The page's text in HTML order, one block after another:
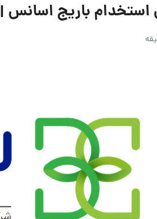
باریج اسانس | ۱۷ تیر ۱۴۰۵